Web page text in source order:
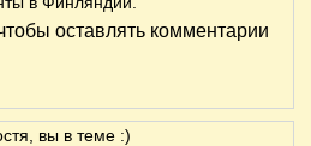
оставлять комментарии
вы в теме :)